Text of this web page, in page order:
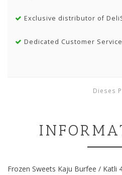
Exclusive distributor of
Dedicated Customer
Dieses
Frozen Sweets Kaju Burfee / Katli